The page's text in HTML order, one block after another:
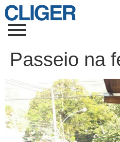
Passeio na